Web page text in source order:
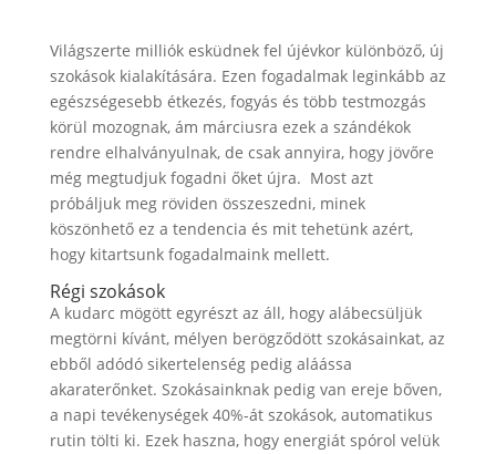
Világszerte milliók esküdnek fel újévkor különböző, új
szokások kialakítására. Ezen fogadalmak leginkább az
egészségesebb étkezés, fogyás és több testmozgás
körül mozognak, ám márciusra ezek a szándékok
rendre elhalványulnak, de csak annyira, hogy jövőre
még megtudjuk fogadni őket újra. Most azt
próbáljuk meg röviden összeszedni, minek
köszönhető ez a tendencia és mit tehetünk azért,
hogy kitartsunk fogadalmaink mellett.
Régi szokások
A kudarc mögött egyrészt az áll, hogy alábecsüljük
megtörni kívánt, mélyen berögződött szokásainkat, az
ebből adódó sikertelenség pedig aláássa
akaraterőnket. Szokásainknak pedig van ereje bőven,
a napi tevékenységek 40%-át szokások, automatikus
rutin tölti ki. Ezek haszna, hogy energiát spórol velük